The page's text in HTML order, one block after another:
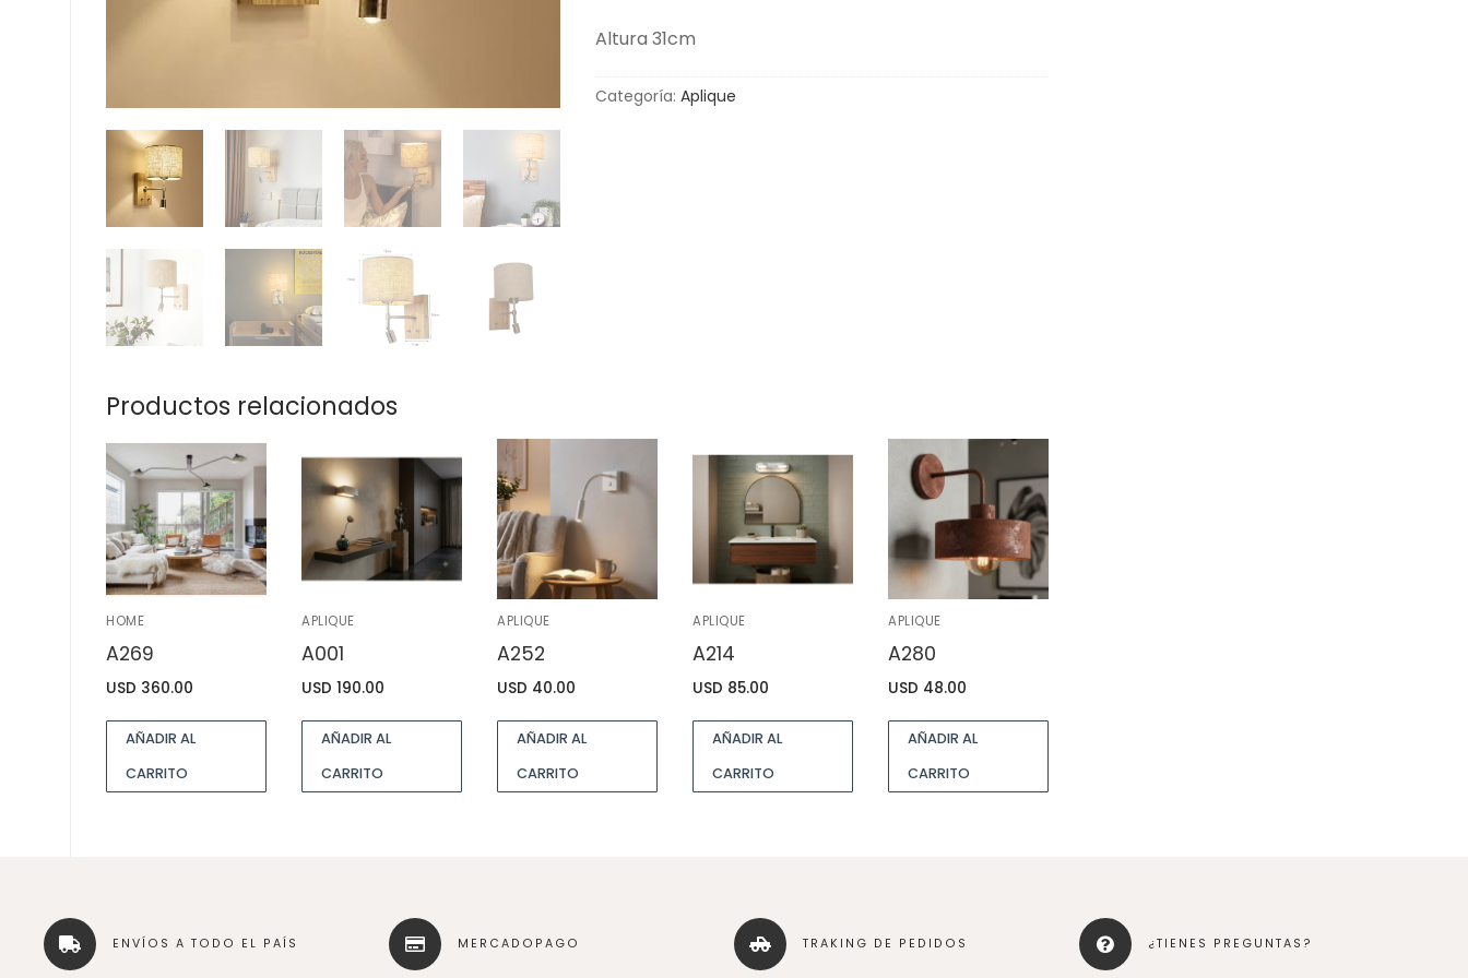
Altura 31cm
Categoría: Aplique
Productos relacionados
HOME
A269
USD 360.00
AÑADIR AL
CARRITO
APLIQUE
A001
USD 190.00
AÑADIR AL
CARRITO
APLIQUE
A252
USD 40.00
AÑADIR AL
CARRITO
APLIQUE
A214
USD 85.00
AÑADIR AL
CARRITO
APLIQUE
A280
USD 48.00
AÑADIR AL
CARRITO
ENVÍOS A TODO EL PAÍS MERCADOPAGO TRAKING DE PEDIDOS ¿TIENES PREGUNTAS?